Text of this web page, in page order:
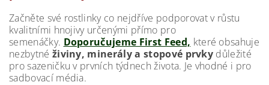
Začněte své rostlinky co nejdříve podporovat v růstu
kvalitními hnojivy určenými přímo pro
semenáčky. Doporučujeme First Feed, které obsahuje
nezbytné živiny, minerály a stopové prvky důležité
pro sazeničku v prvních týdnech života. Je vhodné i pro
sadbovací média.